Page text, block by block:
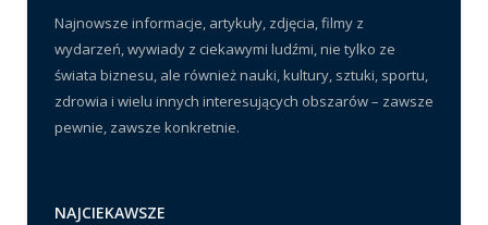
Najnowsze informacje, artykuły, zdjęcia, filmy z
wydarzeń, wywiady z ciekawymi ludźmi, nie tylko ze
świata biznesu, ale również nauki, kultury, sztuki, sportu,
zdrowia i wielu innych interesujących obszarów – zawsze
pewnie, zawsze konkretnie.
NAJCIEKAWSZE